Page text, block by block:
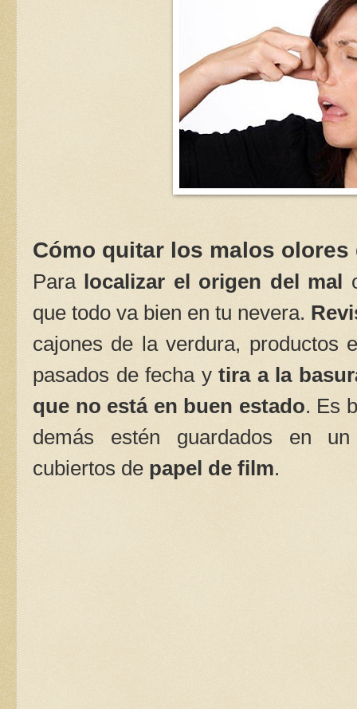
Cómo quitar los malos olores
Para localizar el origen del mal
que todo va bien en tu nevera.
cajones de la verdura, productos
pasados de fecha ytira a la
que no está en buen estado. Es
demás estén guardados en
cubiertos de papel de film.